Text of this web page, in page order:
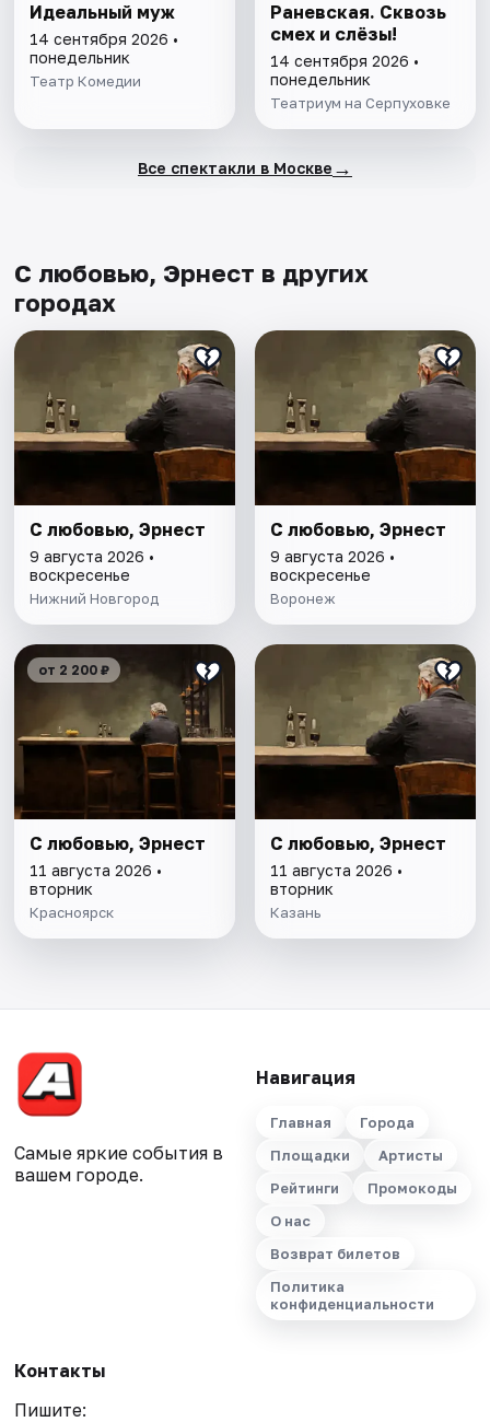
Идеальный муж
14 сентября 2026 •
понедельник
Театр Комедии
Раневская. Сквозь
смех и слёзы!
14 сентября 2026 •
понедельник
Театриум на Серпуховке
Все спектакли в Москве →
С любовью, Эрнест в других
городах
С любовью, Эрнест
9 августа 2026 •
воскресенье
Нижний Новгород
С любовью, Эрнест
9 августа 2026 •
воскресенье
Воронеж
от 2 200 ₽
С любовью, Эрнест
11 августа 2026 •
вторник
Красноярск
С любовью, Эрнест
11 августа 2026 •
вторник
Казань
Самые яркие события в
вашем городе.
Навигация
Главная
Города
Площадки
Артисты
Рейтинги
Промокоды
О нас
Возврат билетов
Политика
конфиденциальности
Контакты
Пишите: